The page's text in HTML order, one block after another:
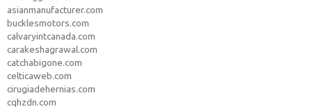
asianmanufacturer.com
bucklesmotors.com
calvaryintcanada.com
carakeshagrawal.com
catchabigone.com
celticaweb.com
cirugiadehernias.com
cqhzdn.com